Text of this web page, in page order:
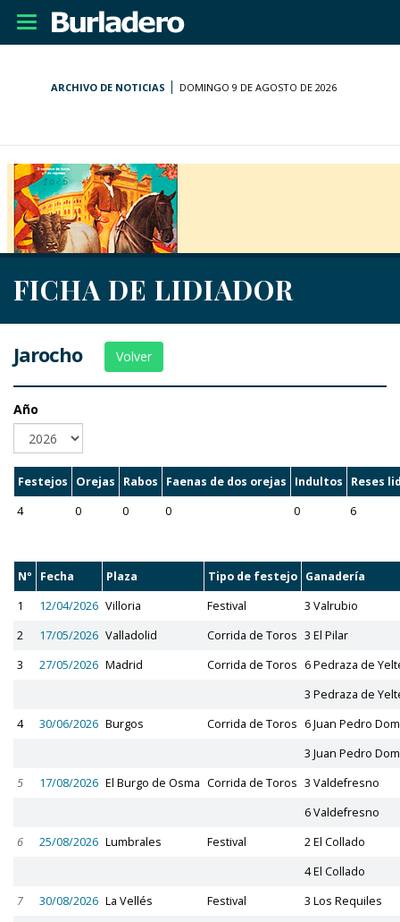
Desplegar
navegación
ARCHIVO DE NOTICIAS DOMINGO 9 DE AGOSTO DE 2026
FICHA DE LIDIADOR
Jarocho Volver
Año
Festejos Orejas Rabos Faenas de dos orejas Indultos
Reses
4
0 0 0 0 6
Nº Fecha Plaza Tipo de festejo Ganadería
1
12/04/2026 Villoria Festival
3 Valrubio
2
17/05/2026 Valladolid Corrida de Toros 3 El Pilar
3
27/05/2026 Madrid Corrida de Toros 6 Pedraza de
3 Pedraza de
4
30/06/2026 Burgos Corrida de Toros 6 Juan Pedro
3 Juan Pedro
5
17/08/2026 El Burgo de Osma Corrida de Toros 3 Valdefresno
6 Valdefresno
6
25/08/2026 Lumbrales Festival
2 El Collado
4 El Collado
7
30/08/2026 La Vellés Festival
3 Los Requiles